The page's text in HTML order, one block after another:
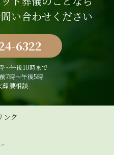
い合わせください
6322
〜午後10時まで
7時～午後5時
要相談
ンク